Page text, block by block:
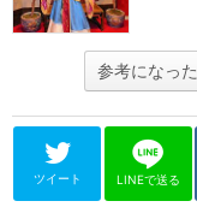
参考になった
ツイート LINEで送る